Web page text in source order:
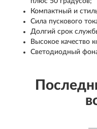
Компактный и
Сила пускового
Долгий срок
Высокое качество
Светодиодный